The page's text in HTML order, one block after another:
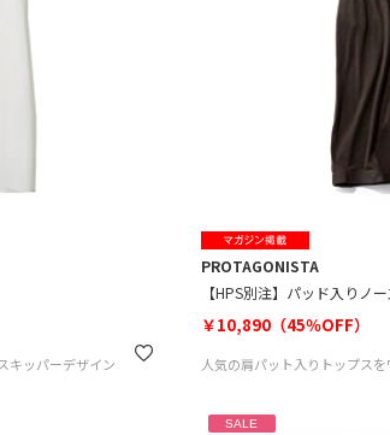
キッパーデザイン
PROTAGONISTA
【HPS別注】パッド入りノ
￥10,890（45％OFF）
人気の肩パット入りトップス
SALE